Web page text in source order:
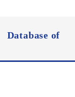
Database of